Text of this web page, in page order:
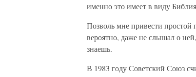
именно это имеет в виду
Позволь мне привести
вероятно, даже не слышал о
знаешь.
В 1983 году Советский Союз